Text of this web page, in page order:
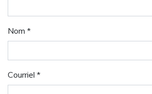
Nom *
Courriel *